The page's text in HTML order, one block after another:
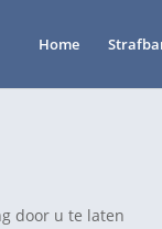
Home
door u te laten